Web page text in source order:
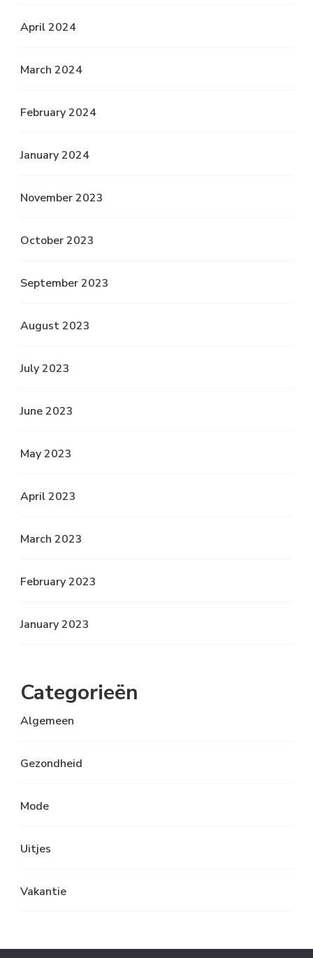
April 2024
March 2024
February 2024
January 2024
November 2023
October 2023
September 2023
August 2023
July 2023
June 2023
May 2023
April 2023
March 2023
February 2023
January 2023
Categorieën
Algemeen
Gezondheid
Mode
Uitjes
Vakantie